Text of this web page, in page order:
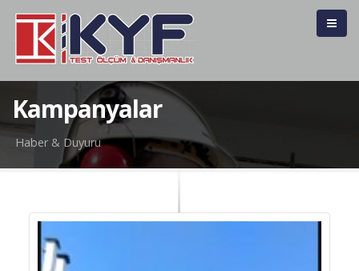
Kampanyalar
Haber & Duyuru